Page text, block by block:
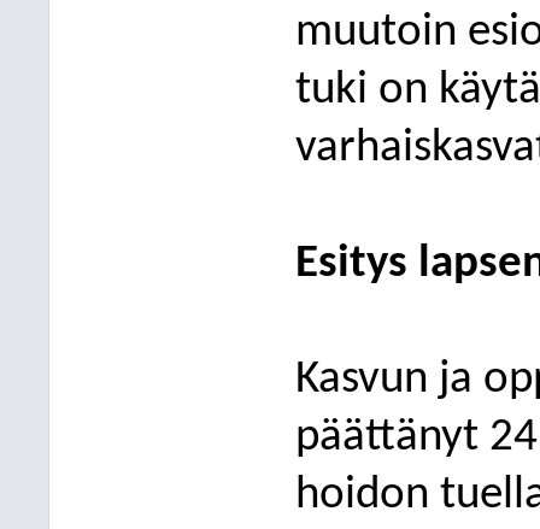
muutoin
tuki on
Esitys
Kasvun ja
päättänyt
hoidon